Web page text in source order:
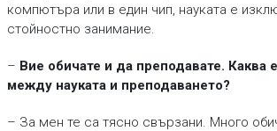
компютъра или в един чип, науката е
стойностно занимание.
– Вие обичате и да преподавате. Каква
между науката и преподаването?
– За мен те са тясно свързани. Много